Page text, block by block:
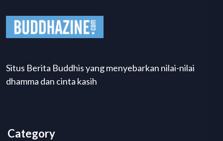
Situs Berita Buddhis yang menyebarkan nilai-nilai
dhamma dan cinta kasih
Category